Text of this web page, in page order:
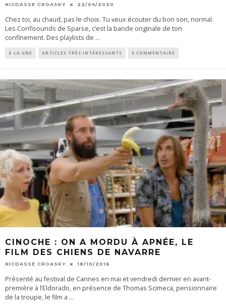
NICDASSE CROASKY 22/04/2020
Chez toi, au chaud, pas le choix. Tu veux écouter du bon son, normal.
Les Confisounds de Sparse, c’est la bande originale de ton
confinement. Des playlists de ...
À LA UNE ARTICLES TRÈS INTÉRESSANTS 0 COMMENTAIRE
CINOCHE : ON A MORDU À APNÉE, LE
FILM DES CHIENS DE NAVARRE
NICDASSE CROASKY 18/10/2016
Présenté au festival de Cannes en mai et vendredi dernier en avant-
première à l’Eldorado, en présence de Thomas Scimeca, pensionnaire
de la troupe, le film a ...